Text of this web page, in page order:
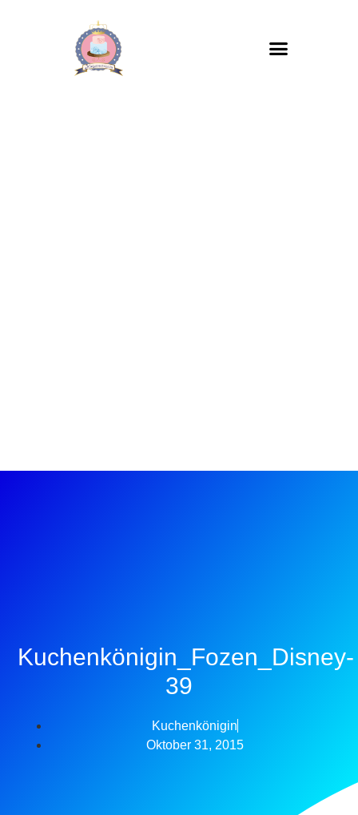
Kuchenkönigin_Fozen_Disney-
39
Kuchenkönigin
Oktober 31, 2015